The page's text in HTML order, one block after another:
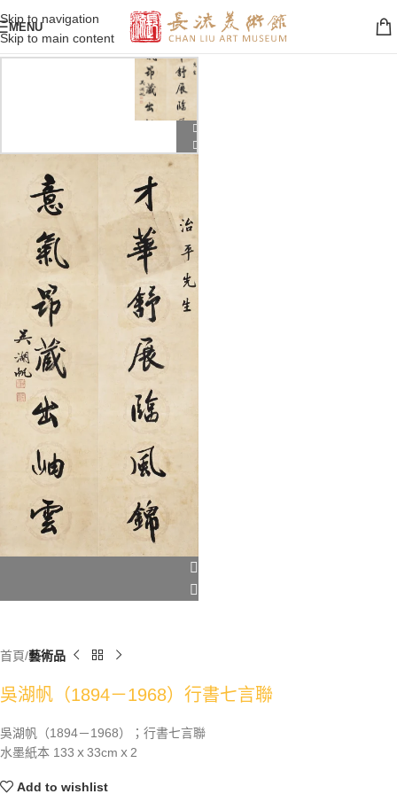
Skip to navigation
Skip to main content
MENU
首頁 藝術品
吳湖帆（1894－1968）行書七言聯
吳湖帆（1894－1968）；行書七言聯
水墨紙本 133ｘ33cmｘ2
Add to wishlist